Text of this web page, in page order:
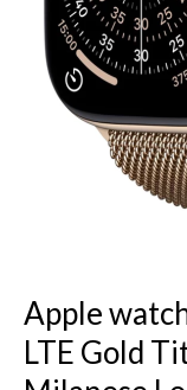
Apple
LTE Gold